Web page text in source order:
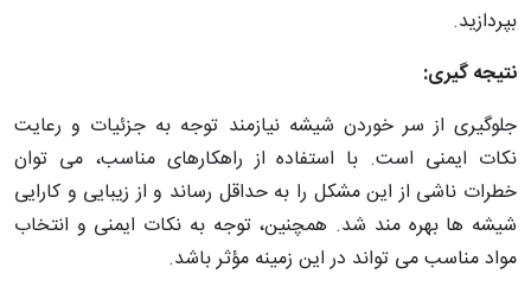
بپردازید.
نتیجه گیری:
جلوگیری از سر خوردن شیشه نیازمند توجه به جزئیات و رعایت
نکات ایمنی است. با استفاده از راهکارهای مناسب، می توان
خطرات ناشی از این مشکل را به حداقل رساند و از زیبایی و کارایی
شیشه ها بهره مند شد. همچنین، توجه به نکات ایمنی و انتخاب
مواد مناسب می تواند در این زمینه مؤثر باشد.